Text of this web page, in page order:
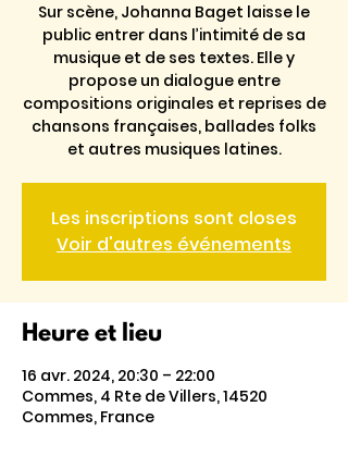
Sur scène, Johanna Baget laisse le
public entrer dans l’intimité de sa
musique et de ses textes. Elle y
propose un dialogue entre
compositions originales et reprises de
chansons françaises, ballades folks
et autres musiques latines.
Les inscriptions sont closes
Voir d'autres événements
Heure et lieu
16 avr. 2024, 20:30 – 22:00
Commes, 4 Rte de Villers, 14520
Commes, France